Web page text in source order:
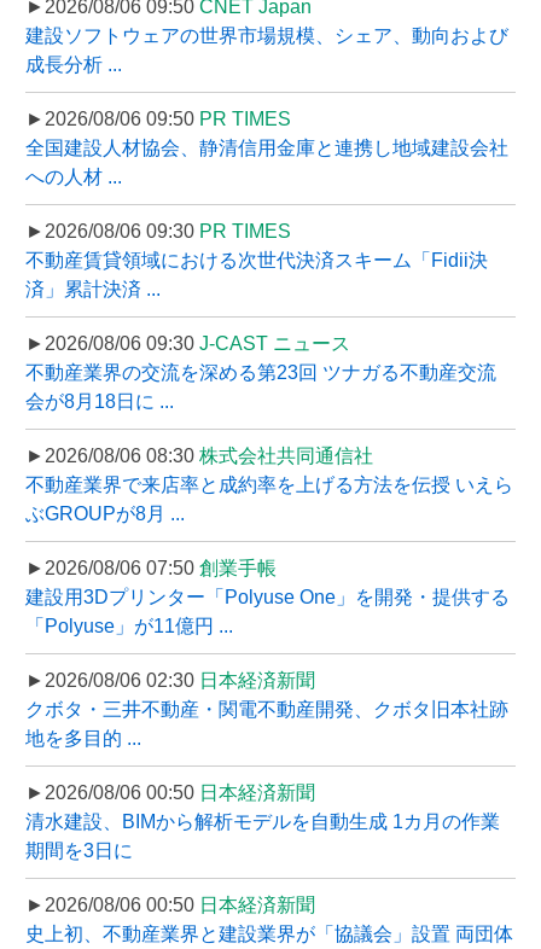
►2026/08/06 09:50 CNET Japan
建設ソフトウェアの世界市場規模、シェア、動向および
成長分析 ...
►2026/08/06 09:50 PR TIMES
全国建設人材協会、静清信用金庫と連携し地域建設会社
への人材 ...
►2026/08/06 09:30 PR TIMES
不動産賃貸領域における次世代決済スキーム「Fidii決
済」累計決済 ...
►2026/08/06 09:30 J-CAST ニュース
不動産業界の交流を深める第23回 ツナガる不動産交流
会が8月18日に ...
►2026/08/06 08:30 株式会社共同通信社
不動産業界で来店率と成約率を上げる方法を伝授 いえら
ぶGROUPが8月 ...
►2026/08/06 07:50 創業手帳
建設用3Dプリンター「Polyuse One」を開発・提供する
「Polyuse」が11億円 ...
►2026/08/06 02:30 日本経済新聞
クボタ・三井不動産・関電不動産開発、クボタ旧本社跡
地を多目的 ...
►2026/08/06 00:50 日本経済新聞
清水建設、BIMから解析モデルを自動生成 1カ月の作業
期間を3日に
►2026/08/06 00:50 日本経済新聞
史上初、不動産業界と建設業界が「協議会」設置 両団体